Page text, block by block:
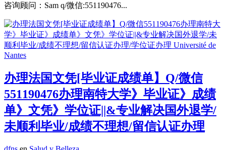
咨询顾问：Sam q/微信:551190476...
办理法国文凭[毕业证成绩单】Q/微信
551190476办理南特大学》毕业证》成绩
单》文凭》学位证||&专业解决国外退学/
未顺利毕业/成绩不理想/留信认证办理